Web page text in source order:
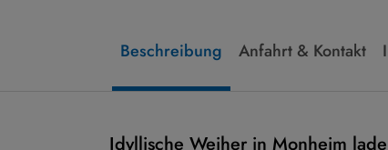
Beschreibung Anfahrt & Kontakt
Idyllische Weiher in Monheim